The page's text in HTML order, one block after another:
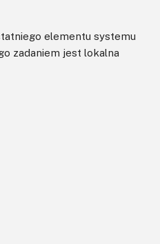
elementu systemu
zadaniem jest lokalna